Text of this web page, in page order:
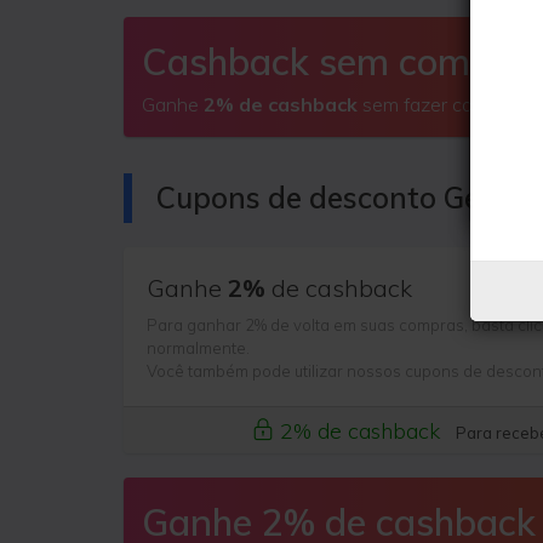
Cashback sem comprar
Ganhe 2% de cashback sem fazer compras
Cupons de desconto
Ganhe 2% de cashback
Para ganhar 2% de volta em suas compras, basta
normalmente.
Você também pode utilizar nossos cupons de
2% de cashback Para
Ganhe 2% de cashback